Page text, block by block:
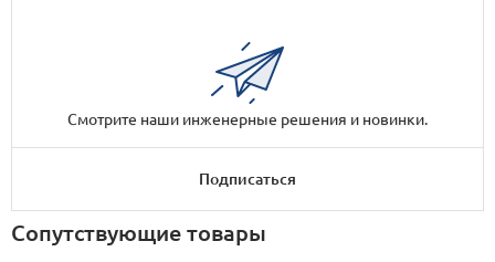
Смотрите наши инженерные решения и новинки.
Подписаться
Сопутствующие товары